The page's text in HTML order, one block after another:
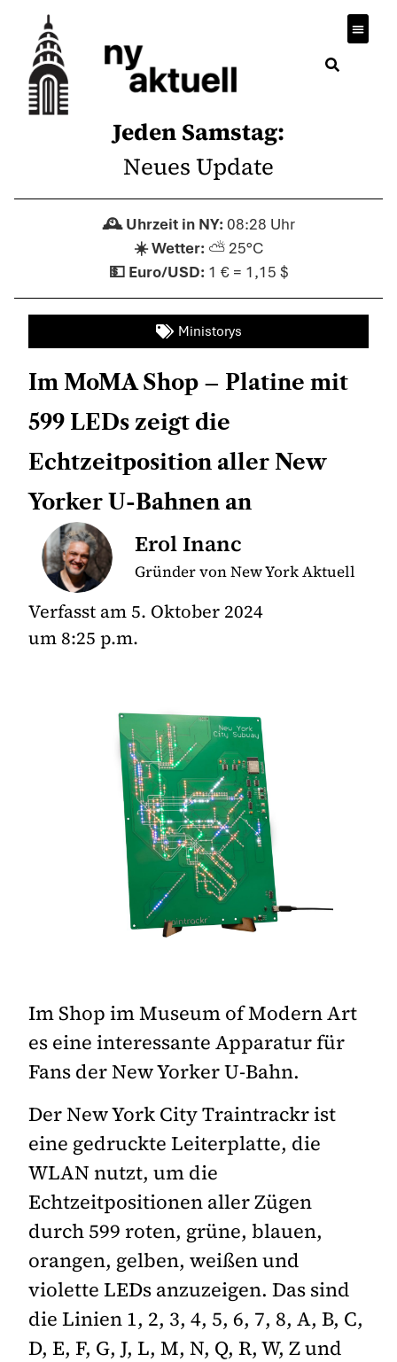
Jeden Samstag:
Neues Update
08:28 Uhr
⛅ 25°C
1 € = 1,15 $
Ministorys
Im MoMA Shop – Platine mit
599 LEDs zeigt die
Echtzeitposition aller New
Yorker U-Bahnen an
Erol Inanc
Gründer von New York Aktuell
Verfasst am 5. Oktober 2024
um 8:25 p.m.
Im Shop im Museum of Modern Art
es eine interessante Apparatur für
Fans der New Yorker U-Bahn.
Der New York City Traintrackr ist
eine gedruckte Leiterplatte, die
WLAN nutzt, um die
Echtzeitpositionen aller Zügen
durch 599 roten, grüne, blauen,
orangen, gelben, weißen und
violette LEDs anzuzeigen. Das sind
die Linien 1, 2, 3, 4, 5, 6, 7, 8, A, B, C,
D, E, F, G, J, L, M, N, Q, R, W, Z und